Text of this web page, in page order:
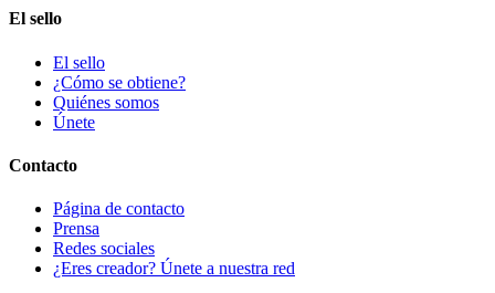
El sello
El sello
¿Cómo se obtiene?
Quiénes somos
Únete
Contacto
Página de contacto
Prensa
Redes sociales
¿Eres creador? Únete a nuestra red